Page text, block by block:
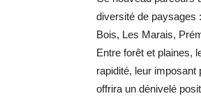
diversité de paysages
Bois, Les Marais,
Entre forêt et plaines,
rapidité, leur
offrira un dénivelé